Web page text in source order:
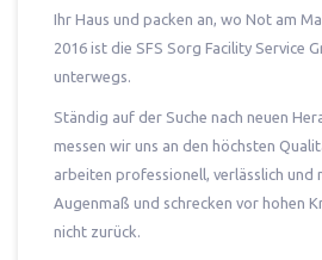
Ihr Haus und packen an, wo Not am
2016 ist die SFS Sorg Facility Service
unterwegs.
Ständig auf der Suche nach neuen
messen wir uns an den höchsten
arbeiten professionell, verlässlich und
Augenmaß und schrecken vor hohen
nicht zurück.